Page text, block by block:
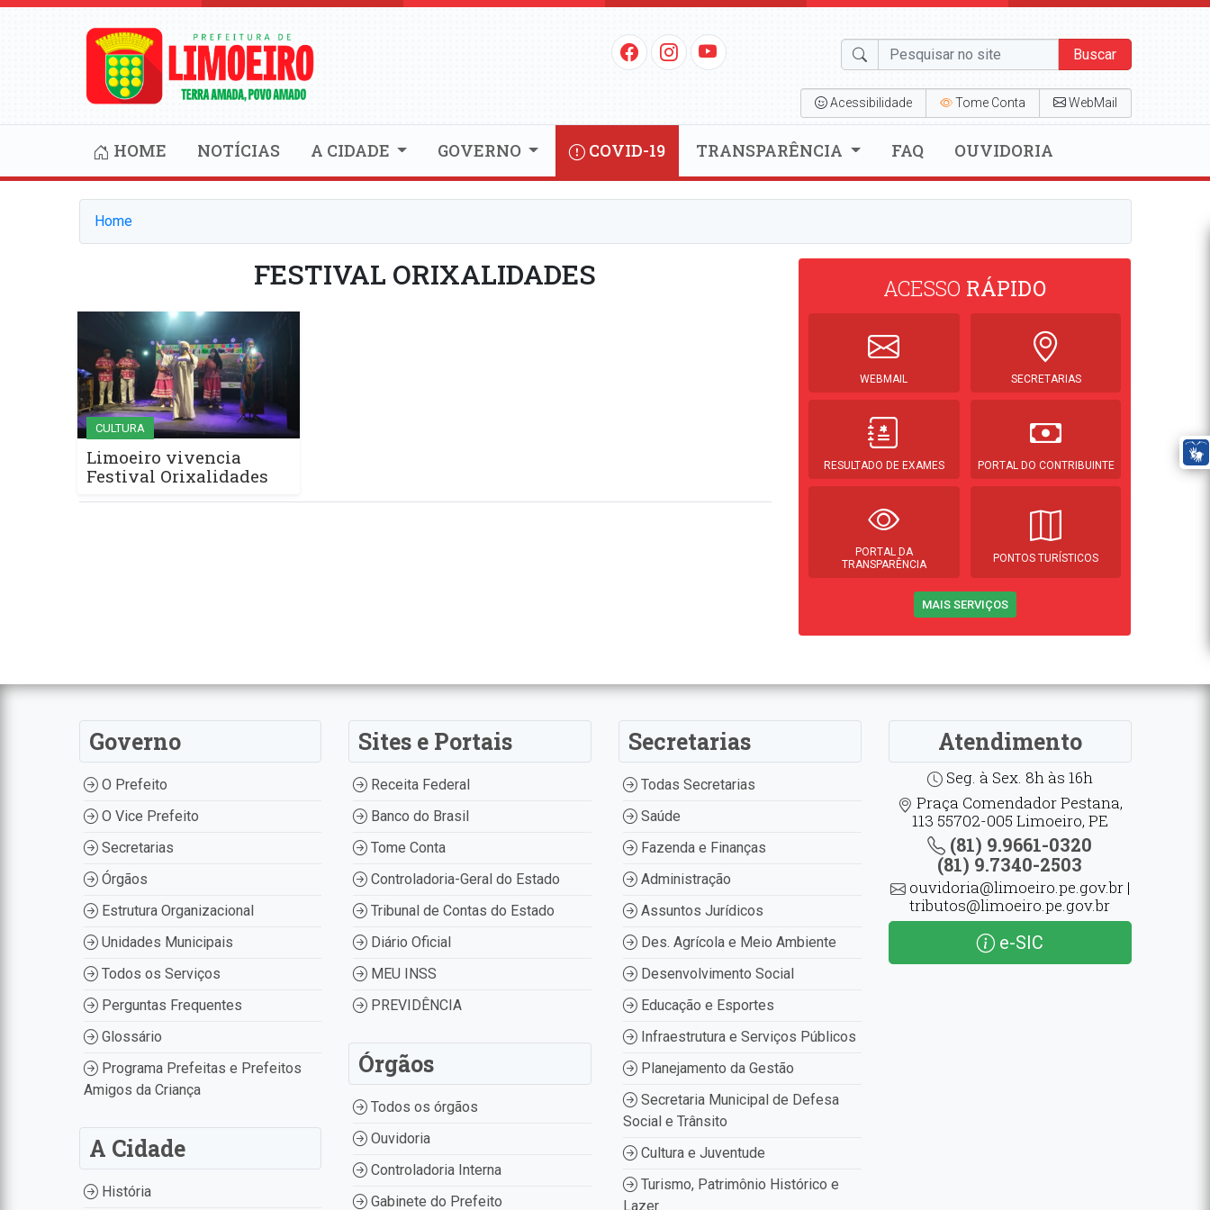
Buscar
Acessibilidade Tome Conta WebMail
HOME NOTÍCIAS A CIDADE GOVERNO COVID-19 TRANSPARÊNCIA FAQ OUVIDORIA
Home
FESTIVAL ORIXALIDADES
CULTURA
Limoeiro vivencia
Festival Orixalidades
ACESSO RÁPIDO
WEBMAIL SECRETARIAS
RESULTADO DE EXAMES PORTAL DO CONTRIBUINTE
PORTAL DA
TRANSPARÊNCIA
PONTOS TURÍSTICOS
MAIS SERVIÇOS
Governo
O Prefeito
O Vice Prefeito
Secretarias
Órgãos
Estrutura Organizacional
Unidades Municipais
Todos os Serviços
Perguntas Frequentes
Glossário
Programa Prefeitas e Prefeitos
Amigos da Criança
A Cidade
História
Sites e Portais
Receita Federal
Banco do Brasil
Tome Conta
Controladoria-Geral do Estado
Tribunal de Contas do Estado
Diário Oficial
MEU INSS
PREVIDÊNCIA
Órgãos
Todos os órgãos
Ouvidoria
Controladoria Interna
Gabinete do Prefeito
Secretarias
Todas Secretarias
Saúde
Fazenda e Finanças
Administração
Assuntos Jurídicos
Des. Agrícola e Meio Ambiente
Desenvolvimento Social
Educação e Esportes
Infraestrutura e Serviços Públicos
Planejamento da Gestão
Secretaria Municipal de Defesa
Social e Trânsito
Cultura e Juventude
Turismo, Patrimônio Histórico e
Lazer
Atendimento
Seg. à Sex. 8h às 16h
Praça Comendador Pestana,
113 55702-005 Limoeiro, PE
(81) 9.9661-0320
(81) 9.7340-2503
ouvidoria@limoeiro.pe.gov.br |
tributos@limoeiro.pe.gov.br
e-SIC